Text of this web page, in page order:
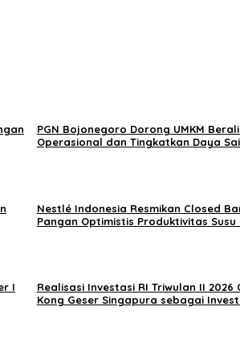
PGN Bojonegoro Dorong UMKM
Operasional dan Tingkatkan Daya
Nestlé Indonesia Resmikan Closed
Pangan Optimistis Produktivitas
I
Realisasi Investasi RI Triwulan II 2026
Kong Geser Singapura sebagai